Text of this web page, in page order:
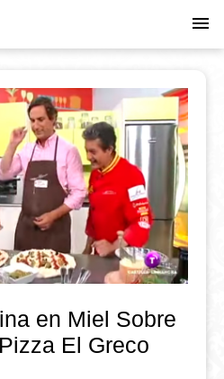
menu
en Miel Sobre
El Greco